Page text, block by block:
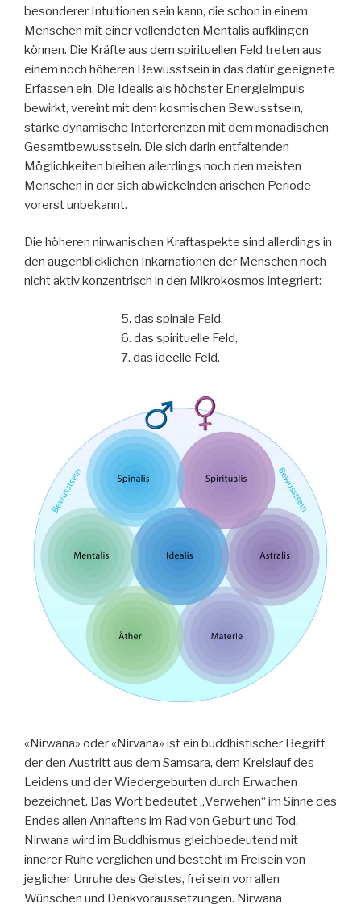
besonderer Intuitionen sein kann, die schon in einem
Menschen mit einer vollendeten Mentalis aufklingen
können. Die Kräfte aus dem spirituellen Feld treten aus
einem noch höheren Bewusstsein in das dafür geeignete
Erfassen ein. Die Idealis als höchster Energieimpuls
bewirkt, vereint mit dem kosmischen Bewusstsein,
starke dynamische Interferenzen mit dem monadischen
Gesamtbewusstsein. Die sich darin entfaltenden
Möglichkeiten bleiben allerdings noch den meisten
Menschen in der sich abwickelnden arischen Periode
vorerst unbekannt.
Die höheren nirwanischen Kraftaspekte sind allerdings in
den augenblicklichen Inkarnationen der Menschen noch
nicht aktiv konzentrisch in den Mikrokosmos integriert:
5. das spinale Feld,
6. das spirituelle Feld,
7. das ideelle Feld.
«Nirwana» oder «Nirvana» ist ein buddhistischer Begriff,
der den Austritt aus dem Samsara, dem Kreislauf des
Leidens und der Wiedergeburten durch Erwachen
bezeichnet. Das Wort bedeutet „Verwehen“ im Sinne des
Endes allen Anhaftens im Rad von Geburt und Tod.
Nirwana wird im Buddhismus gleichbedeutend mit
innerer Ruhe verglichen und besteht im Freisein von
jeglicher Unruhe des Geistes, frei sein von allen
Wünschen und Denkvoraussetzungen. Nirwana